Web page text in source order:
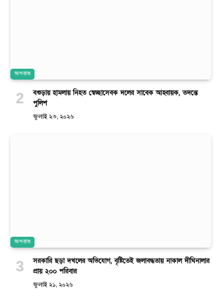
অপরাধ
বগুড়ায় হামলায় নিহত স্বেচ্ছাসেবক দলের সাবেক আহ্বায়ক, তদন্তে
পুলিশ
জুলাই ২৩, ২০২৬
অপরাধ
সরকারি ছড়া দখলের অভিযোগ, বৃষ্টিতেই জলাবদ্ধতায় নাকাল দীঘিনালার
প্রায় ২০০ পরিবার
জুলাই ২১, ২০২৬